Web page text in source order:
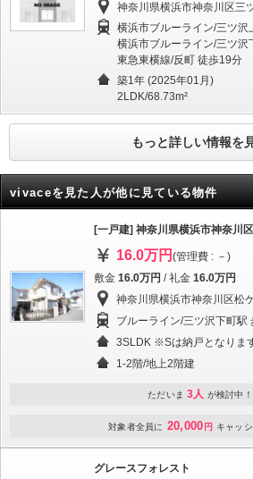
神奈川県横浜市神奈川区三
横浜市ブルーライン/三ツ沢
横浜市ブルーライン/三ツ沢
東急東横線/反町 徒歩19分
築1年 (2025年01月)
2LDK/68.73m²
もっと詳しい情報を
vivaceを見た人が他に見ている物件
[一戸建] 神奈川県横浜市神奈川
16.0万円 (管理費 : －)
敷金 16.0万円 / 礼金 16.0万円
神奈川県横浜市神奈川区松
ブルーライン/三ツ沢下町駅
3SLDK ※Sは納戸となりま
1-2階/地上2階建
ただいま 3人 が検討中！
対象者全員に 20,000 円 キャッ
グレースフォレスト